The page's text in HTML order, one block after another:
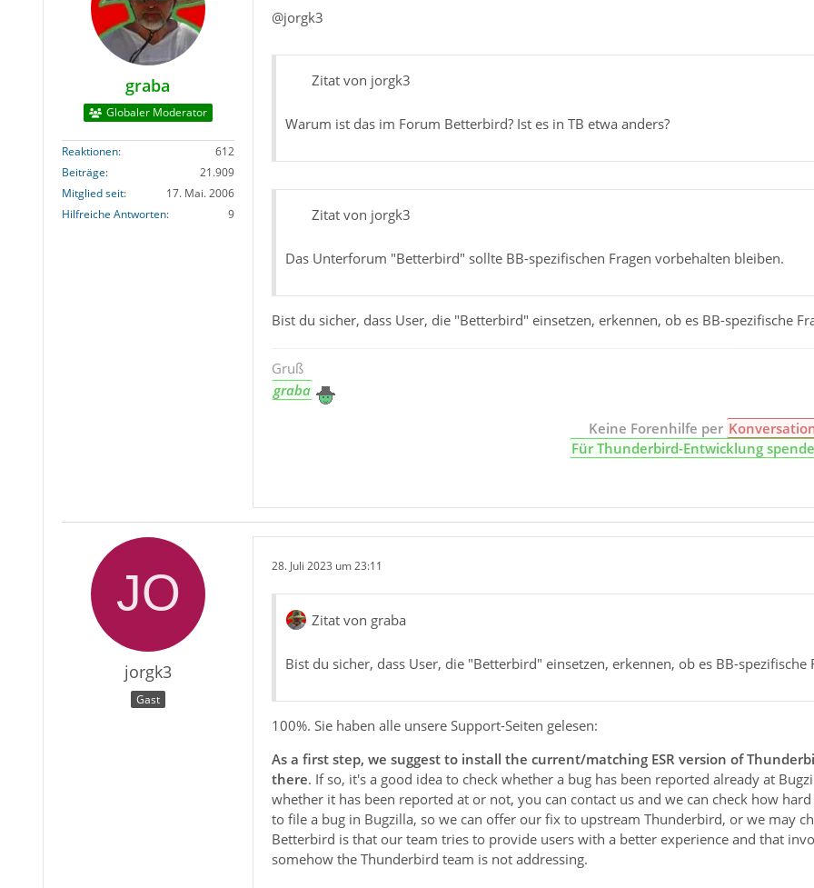
graba
Globaler Moderator
Reaktionen
612
Beiträge
21.909
Mitglied seit
17. Mai. 2006
Hilfreiche Antworten
9
@jorgk3
Zitat von jorgk3
Warum ist das im Forum Betterbird? Ist es in TB etwa anders?
Zitat von jorgk3
Das Unterforum "Betterbird" sollte BB-spezifischen Fragen vorbehalten bleiben.
Bist du sicher, dass User, die "Betterbird" einsetzen, erkennen, ob es BB-spezifische
Gruß
graba
Keine Forenhilfe per
Für Thunderbird-Entwicklung
jorgk3
Gast
28. Juli 2023 um 23:11
Zitat von graba
Bist du sicher, dass User, die "Betterbird" einsetzen, erkennen, ob es BB-spezifische
100%. Sie haben alle unsere Support-Seiten gelesen:
As a first step, we suggest to install the current/matching ESR version of
there. If so, it's a good idea to check whether a bug has been reported already at
whether it has been reported at or not, you can contact us and we can check how
to file a bug in Bugzilla, so we can offer our fix to upstream Thunderbird, or we may
Betterbird is that our team tries to provide users with a better experience and that
somehow the Thunderbird team is not addressing.